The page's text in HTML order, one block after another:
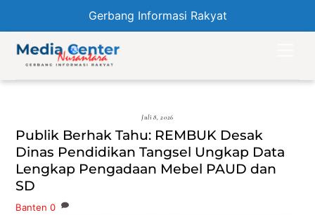
Gerbang Informasi Rakyat
content
Juli 8, 2026
Publik Berhak Tahu: REMBUK Desak
Dinas Pendidikan Tangsel Ungkap Data
Lengkap Pengadaan Mebel PAUD dan
SD
Banten 0